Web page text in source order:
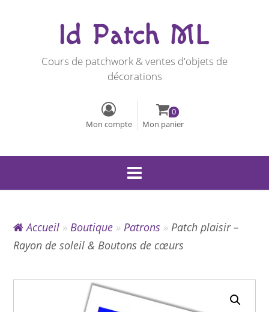
Id Patch ML
Cours de patchwork & ventes d'objets de
décorations
Mon compte
0
Mon panier
Accueil » Boutique » Patrons » Patch plaisir –
Rayon de soleil & Boutons de cœurs